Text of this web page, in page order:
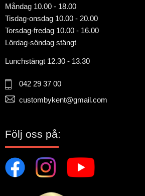
Måndag 10.00 - 18.00
Tisdag-onsdag 10.00 - 20.00
Torsdag-fredag 10.00 - 16.00
Lördag-söndag stängt
Lunchstängt 12.30 - 13.30
042 29 37 00
custombykent@gmail.com
Följ oss på: